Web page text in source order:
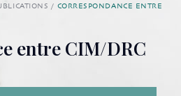
/ CORRESPONDANCE ENTRE
entre CIM/DRC